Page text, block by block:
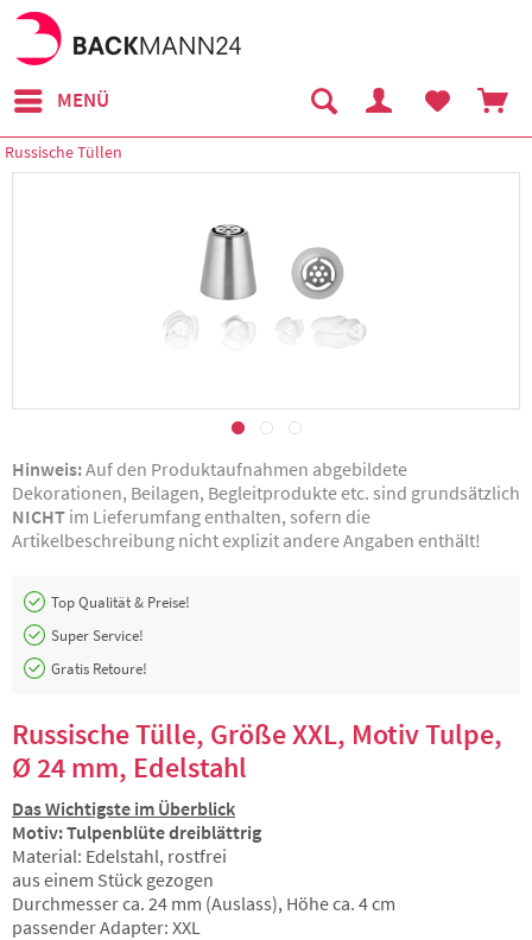
MENÜ
Russische Tüllen
Hinweis:Auf den Produktaufnahmen abgebildete
Dekorationen, Beilagen, Begleitprodukte etc. sind grundsätzlich
NICHT im Lieferumfang enthalten, sofern die
Artikelbeschreibung nicht explizit andere Angaben enthält!
Top Qualität & Preise!
Super Service!
Gratis Retoure!
Russische Tülle, Größe XXL, Motiv Tulpe,
Ø 24 mm, Edelstahl
Das Wichtigste im Überblick
Motiv: Tulpenblüte dreiblättrig
Material: Edelstahl, rostfrei
aus einem Stück gezogen
Durchmesser ca. 24 mm (Auslass), Höhe ca. 4 cm
passender Adapter: XXL